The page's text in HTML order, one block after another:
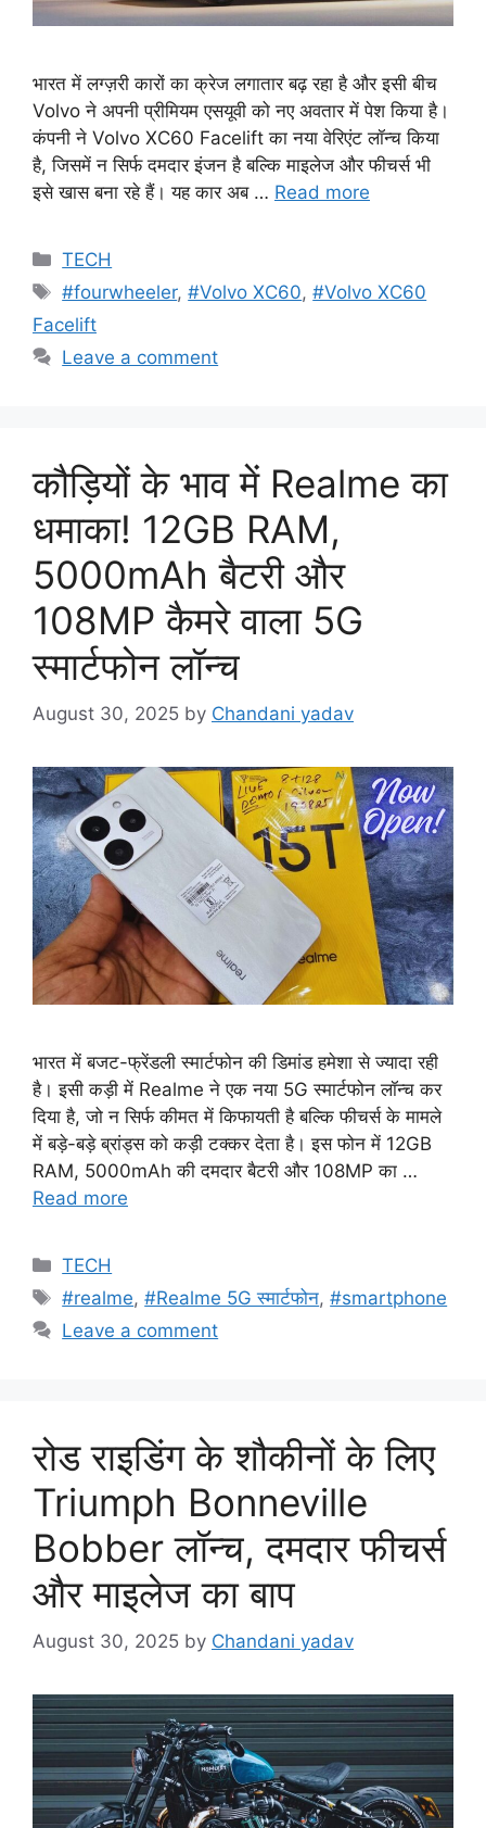
भारत में लग्ज़री कारों का क्रेज लगातार बढ़ रहा है और इसी बीच
Volvo ने अपनी प्रीमियम एसयूवी को नए अवतार में पेश किया है।
कंपनी ने Volvo XC60 Facelift का नया वेरिएंट लॉन्च किया
है, जिसमें न सिर्फ दमदार इंजन है बल्कि माइलेज और फीचर्स भी
इसे खास बना रहे हैं। यह कार अब … Read more
Categories
TECH
Tags
#fourwheeler,#Volvo XC60,#Volvo XC60
Facelift
Leave a comment
कौड़ियों के भाव में Realme का
धमाका! 12GB RAM,
5000mAh बैटरी और
108MP कैमरे वाला 5G
स्मार्टफोन लॉन्च
August 30, 2025 by Chandani yadav
भारत में बजट-फ्रेंडली स्मार्टफोन की डिमांड हमेशा से ज्यादा रही
है। इसी कड़ी में Realme ने एक नया 5G स्मार्टफोन लॉन्च कर
दिया है, जो न सिर्फ कीमत में किफायती है बल्कि फीचर्स के मामले
में बड़े-बड़े ब्रांड्स को कड़ी टक्कर देता है। इस फोन में 12GB
RAM, 5000mAh की दमदार बैटरी और 108MP का …
Read more
Categories
TECH
Tags
#realme,#Realme 5G स्मार्टफोन,#smartphone
Leave a comment
रोड राइडिंग के शौकीनों के लिए
Triumph Bonneville
Bobber लॉन्च, दमदार फीचर्स
और माइलेज का बाप
August 30, 2025 by Chandani yadav